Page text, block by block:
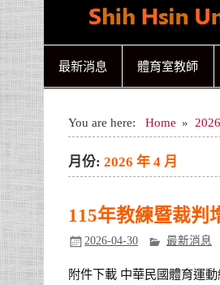
世新大學體
世新大學體育室
最新消息 體育室教師
You are here: Home 2026
月份:2026 年 4 月
115年教練暨裁判
2026-04-30 最新消息
附件下載 中華民國體育運